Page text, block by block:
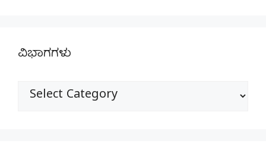
ವಿಭಾಗಗಳು
ವಿಭಾಗಗಳು